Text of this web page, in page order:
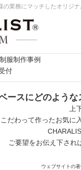
の業務にマッチしたオリジ
服制作事例
付
ースにどのよう
上
こだわって作ったお気に
ご要望をお伝え下され
ウェブサイトの